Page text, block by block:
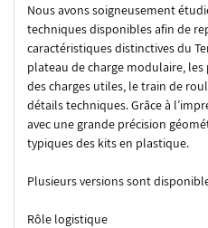
Nous avons soigneusement
techniques disponibles afin de
caractéristiques distinctives du
plateau de charge modulaire,
des charges utiles, le train de
détails techniques. Grâce à
avec une grande précision
typiques des kits en plastique.
Plusieurs versions sont
Rôle logistique